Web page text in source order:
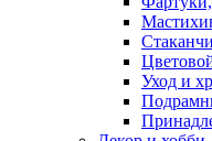
Уход и